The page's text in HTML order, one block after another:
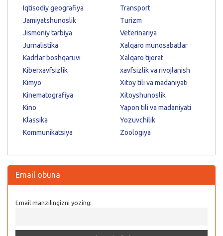
Iqtisodiy geografiya
Jamiyatshunoslik
Jismoniy tarbiya
Jurnalistika
Kadrlar boshqaruvi
Kiberxavfsizlik
Kimyo
Kinematografiya
Kino
Klassika
Kommunikatsiya
Transport
Turizm
Veterinariya
Xalqaro munosabatlar
Xalqaro tijorat
xavfsizlik va rivojlanish
Xitoy tili va madaniyati
Xitoyshunoslik
Yapon tili va madaniyati
Yozuvchilik
Zoologiya
Email obuna
Email manzilingizni yozing: